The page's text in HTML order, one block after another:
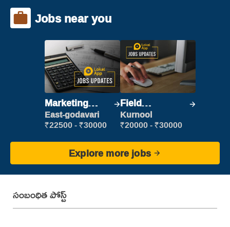
Jobs near you
Marketing
Executive
East-godavari
₹22500 - ₹30000
Field
Marketing
Executive
Kurnool
₹20000 - ₹30000
Explore more jobs
సంబంధిత పోస్ట్